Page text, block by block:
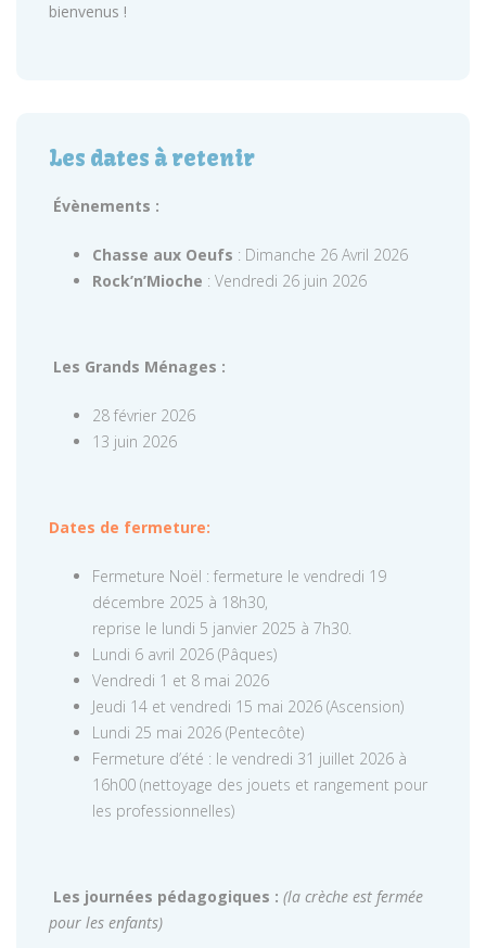
bienvenus !
Les dates à retenir
Évènements :
Chasse aux Oeufs : Dimanche 26 Avril 2026
Rock’n’Mioche : Vendredi 26 juin 2026
Les Grands Ménages :
28 février 2026
13 juin 2026
Dates de fermeture:
Fermeture Noël : fermeture le vendredi 19
décembre 2025 à 18h30,
reprise le lundi 5 janvier 2025 à 7h30.
Lundi 6 avril 2026 (Pâques)
Vendredi 1 et 8 mai 2026
Jeudi 14 et vendredi 15 mai 2026 (Ascension)
Lundi 25 mai 2026 (Pentecôte)
Fermeture d’été : le vendredi 31 juillet 2026 à
16h00 (nettoyage des jouets et rangement pour
les professionnelles)
Les journées pédagogiques : (la crèche est fermée
pour les enfants)